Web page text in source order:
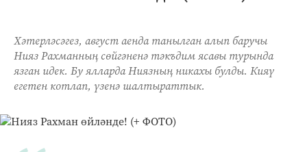
Хәтерләсәгез, август аенда танылган алып баручы
Нияз Рахманның сөйгәненә тәкъдим ясавы турында
язган идек. Бу ялларда Ниязның никахы булды. Кияү
егетен котлап, үзенә шалтыраттык.